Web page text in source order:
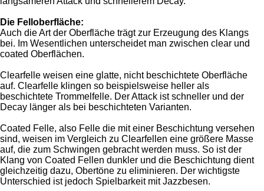
Die Felloberfläche:
Auch die Art der Oberfläche trägt zur Erzeugung des Klangs
bei. Im Wesentlichen unterscheidet man zwischen clear und
coated Oberflächen.
Clearfelle weisen eine glatte, nicht beschichtete Oberfläche
auf. Clearfelle klingen so beispielsweise heller als
beschichtete Trommelfelle. Der Attack ist schneller und der
Decay länger als bei beschichteten Varianten.
Coated Felle, also Felle die mit einer Beschichtung versehen
sind, weisen im Vergleich zu Clearfellen eine größere Masse
auf, die zum Schwingen gebracht werden muss. So ist der
Klang von Coated Fellen dunkler und die Beschichtung dient
gleichzeitig dazu, Obertöne zu eliminieren. Der wichtigste
Unterschied ist jedoch Spielbarkeit mit Jazzbesen.